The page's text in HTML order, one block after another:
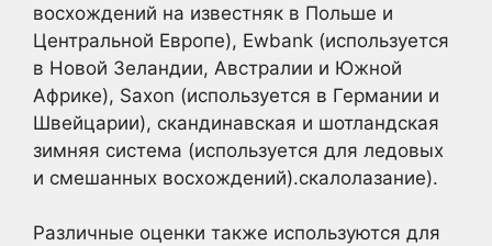
восхождений на известняк в Польше и
Центральной Европе), Ewbank (используется
в Новой Зеландии, Австралии и Южной
Африке), Saxon (используется в Германии и
Швейцарии), скандинавская и шотландская
зимняя система (используется для ледовых
и смешанных восхождений).скалолазание).
Различные оценки также используются для